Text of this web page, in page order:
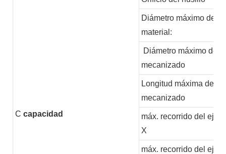
C capacidad
Diámetro máximo del
material:
Diámetro máximo de
mecanizado
Longitud máxima de
mecanizado
máx. recorrido del eje
X
máx. recorrido del eje